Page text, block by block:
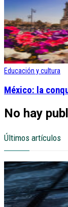
Educación y cultura
México: la
No hay
Últimos artículos